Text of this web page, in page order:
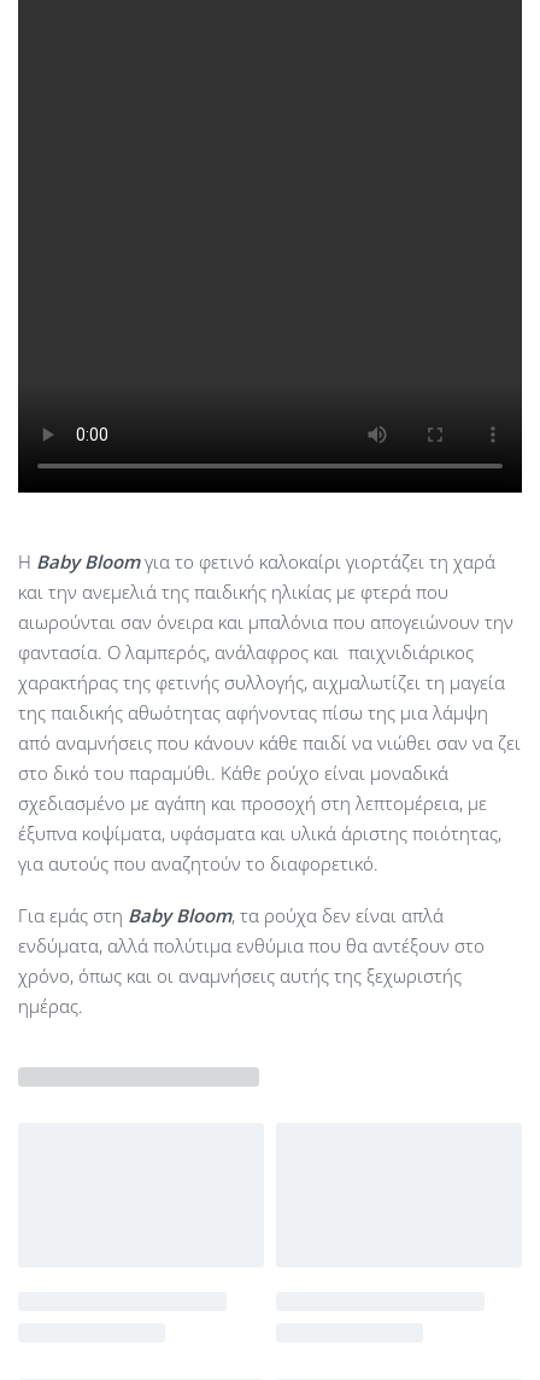
Η Baby Bloom για το φετινό καλοκαίρι γιορτάζει τη χαρά
και την ανεμελιά της παιδικής ηλικίας με φτερά που
αιωρούνται σαν όνειρα και μπαλόνια που απογειώνουν την
φαντασία. Ο λαμπερός, ανάλαφρος και παιχνιδιάρικος
χαρακτήρας της φετινής συλλογής, αιχμαλωτίζει τη μαγεία
της παιδικής αθωότητας αφήνοντας πίσω της μια λάμψη
από αναμνήσεις που κάνουν κάθε παιδί να νιώθει σαν να ζει
στο δικό του παραμύθι. Κάθε ρούχο είναι μοναδικά
σχεδιασμένο με αγάπη και προσοχή στη λεπτομέρεια, με
έξυπνα κοψίματα, υφάσματα και υλικά άριστης ποιότητας,
για αυτούς που αναζητούν το διαφορετικό.
Για εμάς στη Baby Bloom, τα ρούχα δεν είναι απλά
ενδύματα, αλλά πολύτιμα ενθύμια που θα αντέξουν στο
χρόνο, όπως και οι αναμνήσεις αυτής της ξεχωριστής
ημέρας.